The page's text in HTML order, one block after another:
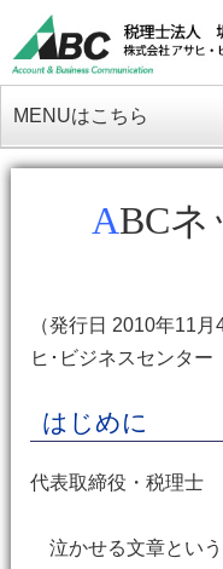
MENUはこちら
ABC
（発行日 2010年11
ヒ･ビジネスセンター
はじめに
代表取締役・税理
泣かせる文章とい